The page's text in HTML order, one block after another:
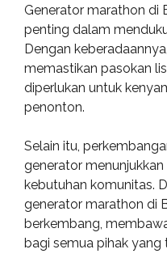
Generator marathon di
penting dalam
Dengan
memastikan pasokan
diperlukan untuk
penonton.
Selain itu,
generator
kebutuhan komunitas.
generator marathon di
berkembang,
bagi semua pihak yang